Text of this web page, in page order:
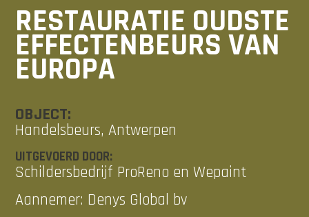
RESTAURATIE OUDSTE
EFFECTENBEURS VAN
EUROPA
OBJECT:
Handelsbeurs, Antwerpen
UITGEVOERD DOOR:
Schildersbedrijf ProReno en Wepaint
Aannemer: Denys Global bv